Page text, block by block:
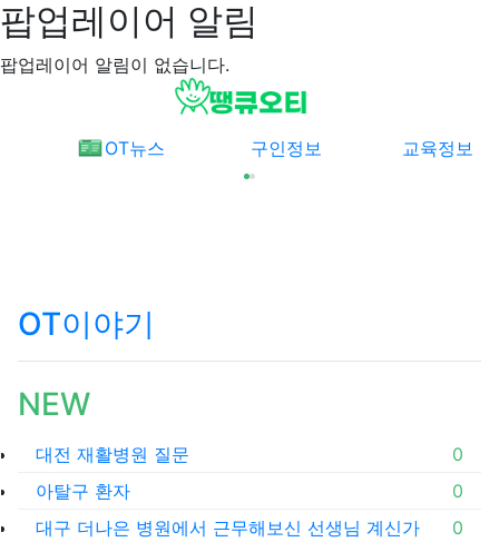
팝업레이어 알림
팝업레이어 알림이 없습니다.
OT뉴스 구인정보 교육정보
OT이야기
NEW
좋아
0
대전 재활병원 질문
좋아
0
아탈구 환자
좋아
0
대구 더나은 병원에서 근무해보신 선생님 계신가